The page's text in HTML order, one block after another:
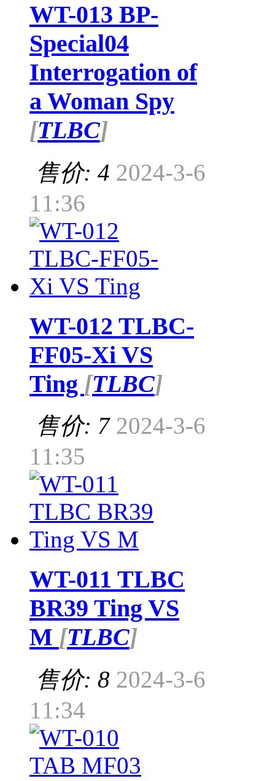
WT-013 BP-
Special04
Interrogation of
a Woman Spy
[TLBC]
售价: 4 2024-3-6
11:36
WT-012 TLBC-
FF05-Xi VS
Ting [TLBC]
售价: 7 2024-3-6
11:35
WT-011 TLBC
BR39 Ting VS
M [TLBC]
售价: 8 2024-3-6
11:34